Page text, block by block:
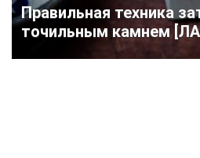
Правильная техника
точильным камнем